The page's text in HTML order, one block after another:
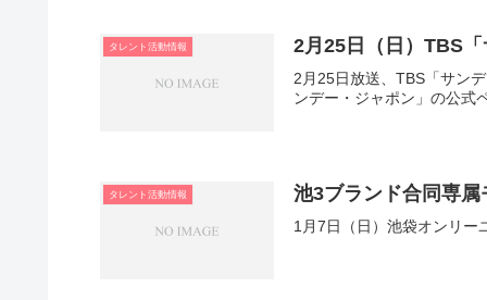
タレント活動情報 2月25日（日）TBS
2月25日放送、TBS「サン
ンデー・ジャポン」の公式
タレント活動情報 池3ブランド合同専
1月7日（日）池袋オンリー